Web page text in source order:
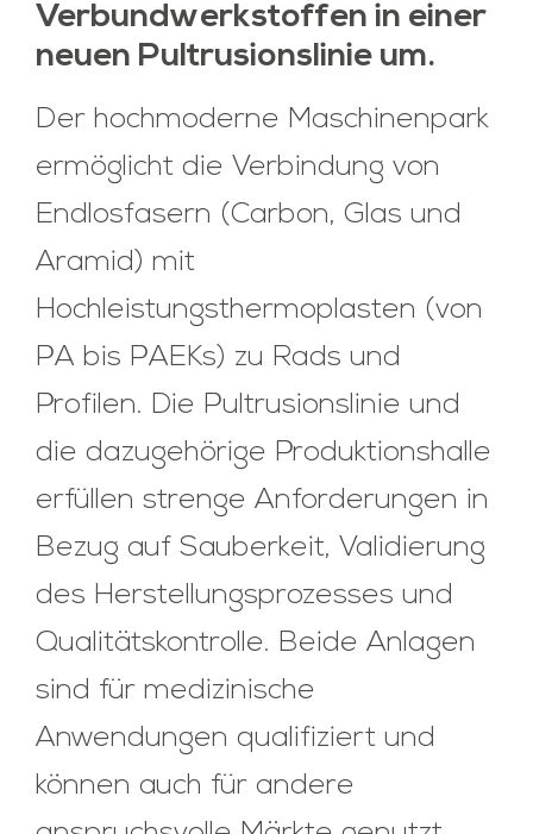
Verbundwerkstoffen in einer
neuen Pultrusionslinie um.
Der hochmoderne Maschinenpark
ermöglicht die Verbindung von
Endlosfasern (Carbon, Glas und
Aramid) mit
Hochleistungsthermoplasten (von
PA bis PAEKs) zu Rads und
Profilen. Die Pultrusionslinie und
die dazugehörige Produktionshalle
erfüllen strenge Anforderungen in
Bezug auf Sauberkeit, Validierung
des Herstellungsprozesses und
Qualitätskontrolle. Beide Anlagen
sind für medizinische
Anwendungen qualifiziert und
können auch für andere